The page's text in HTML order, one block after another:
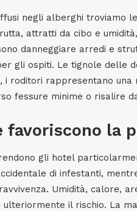
negli alberghi troviamo
attratti da cibo e
danneggiare arredi e
gli ospiti. Le tignole delle
i roditori rappresentano
fessure minime o risalire
favoriscono la
gli hotel
di infestanti,
Umidità, calore,
ulteriormente il rischio. La